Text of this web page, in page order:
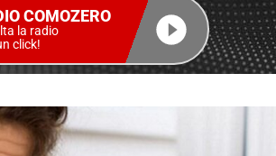
COMOZERO
la radio
click!